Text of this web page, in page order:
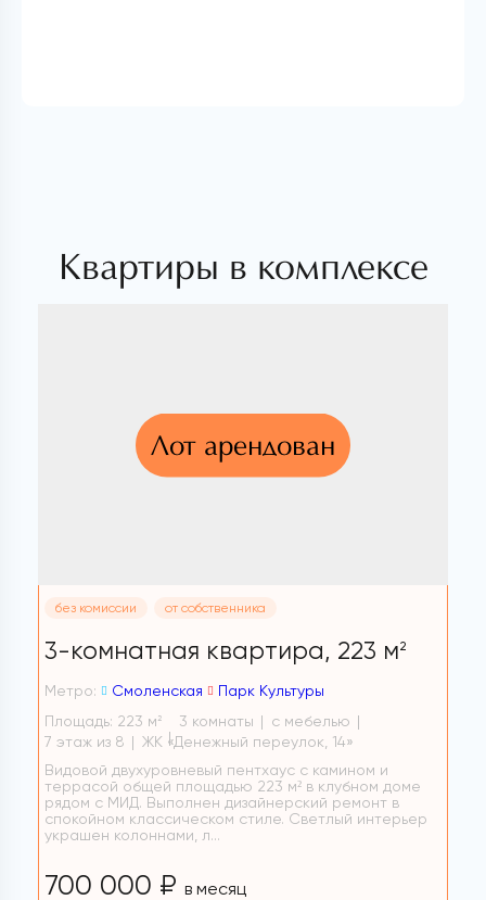
Квартиры в комплексе
Лот арендован
без комиссии от собственника
3-комнатная квартира, 223 м2
Метро: Смоленская
Парк Культуры
Площадь: 223 м 2 3 комнаты
с мебелью
7 этаж из 8
ЖК «Денежный переулок, 14»
Видовой двухуровневый пентхаус с камином и
террасой общей площадью 223 м² в клубном доме
рядом с МИД. Выполнен дизайнерский ремонт в
спокойном классическом стиле. Светлый интерьер
украшен колоннами, л...
700 000 ₽ в месяц